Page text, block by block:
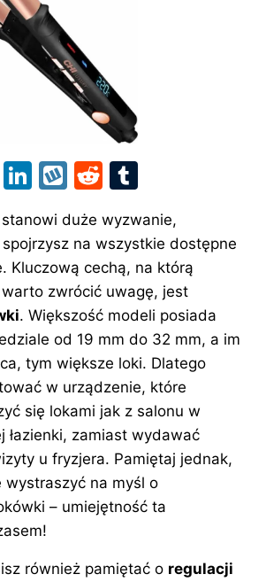
X
Li
k
e
dI
n
W
k
o
p
R
d
di
t
m
bl
r
duże wyzwanie,
spojrzysz na wszystkie dostępne
Kluczową cechą, na którą
zwrócić uwagę, jest
. Większość modeli posiada
od 19 mm do 32 mm, a im
tym większe loki. Dlatego
w urządzenie, które
się lokami jak z salonu w
łazienki, zamiast wydawać
u fryzjera. Pamiętaj jednak,
wystraszyć na myśl o
– umiejętność ta
również pamiętać o regulacji